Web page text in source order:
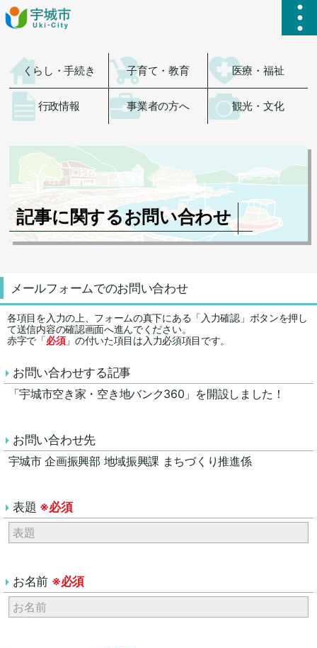
ハ
くらし・手続き 子育て・教育 医療・福祉
行政情報 事業者の方へ 観光・文化
記事に関するお問い合わせ
メールフォームでのお問い合わせ
各項目を入力の上、フォームの真下にある「入力確認」ボタンを押し
て送信内容の確認画面へ進んでください。
赤字で「必須」の付いた項目は入力必須項目です。
お問い合わせする記事
「宇城市空き家・空き地バンク360」を開設しました！
お問い合わせ先
宇城市 企画振興部 地域振興課 まちづくり推進係
表題 ※必須
お名前 ※必須